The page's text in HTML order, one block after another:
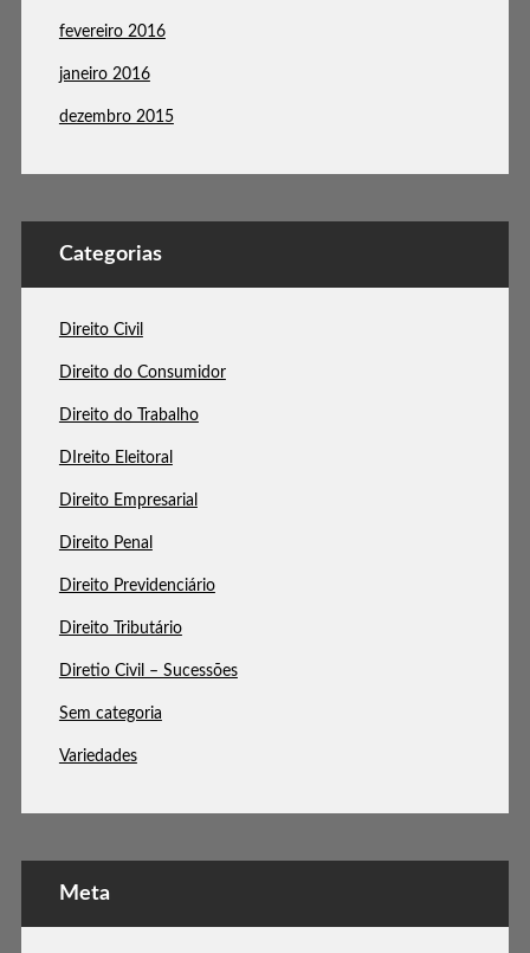
fevereiro 2016
janeiro 2016
dezembro 2015
Categorias
Direito Civil
Direito do Consumidor
Direito do Trabalho
DIreito Eleitoral
Direito Empresarial
Direito Penal
Direito Previdenciário
Direito Tributário
Diretio Civil – Sucessões
Sem categoria
Variedades
Meta